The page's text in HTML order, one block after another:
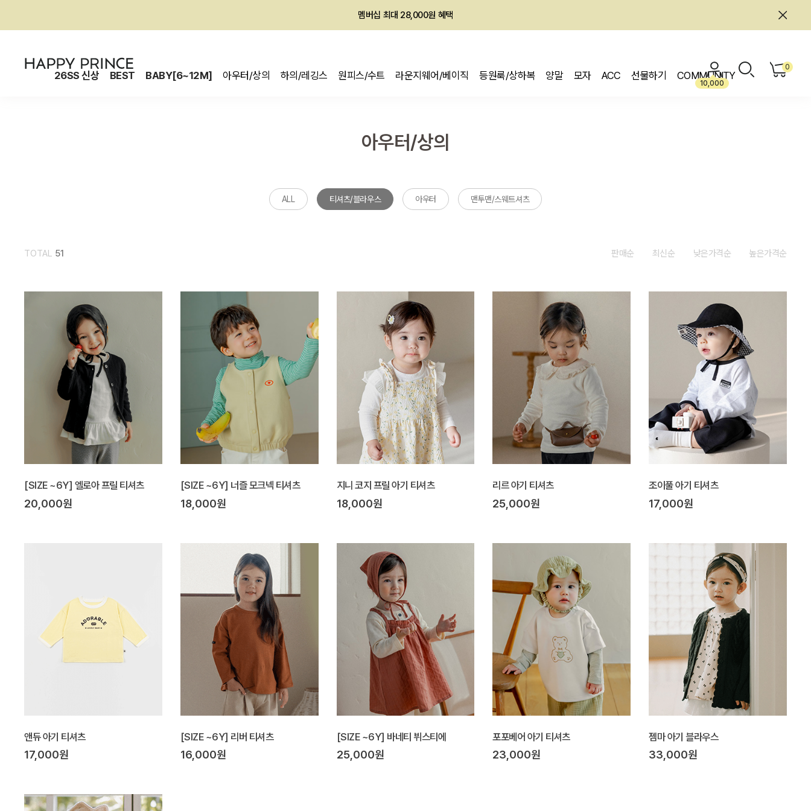
멤버십 최대 28,000원 혜택
멤버십 최대 28,000원 혜택
26SS 신상 BEST BABY[6~12M] 아우터/상의 하의/레깅스 원피스/수트 라운지웨어/베이직 등원룩/상하복 양말 모자 ACC 선물하기 COMMUNITY
10,000
0
아우터/상의
ALL 티셔츠/블라우스 아우터 맨투맨/스웨트셔츠
TOTAL 51 판매순 최신순 낮은가격순 높은가격순
[SIZE ~6Y] 엘로아 프릴 티셔츠
20,000원
[SIZE ~6Y] 너즐 모크넥 티셔츠
18,000원
지니 코지 프릴 아기 티셔츠
18,000원
리르 아기 티셔츠
25,000원
조이풀 아기 티셔츠
17,000원
앤듀 아기 티셔츠
17,000원
[SIZE ~6Y] 리버 티셔츠
16,000원
[SIZE ~6Y] 바네티 뷔스티에
25,000원
포포베어 아기 티셔츠
23,000원
젬마 아기 블라우스
33,000원